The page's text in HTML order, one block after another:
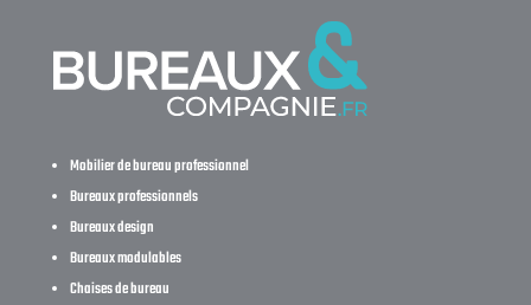
Mobilier de bureau professionnel
Bureaux professionnels
Bureaux design
Bureaux modulables
Chaises de bureau